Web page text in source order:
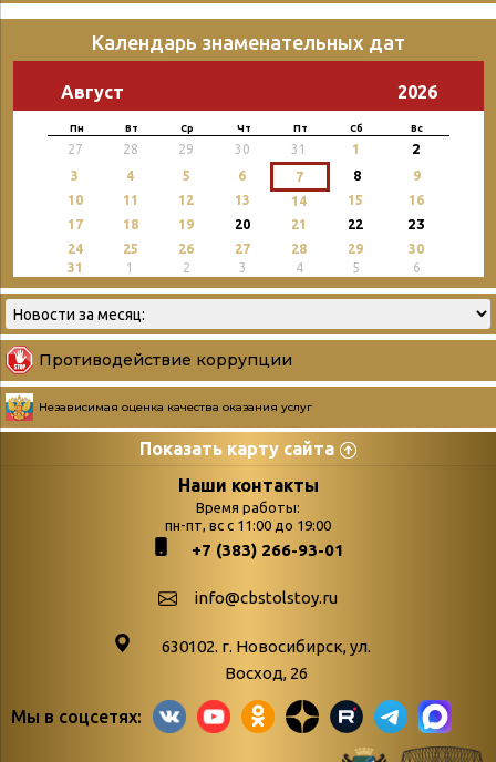
Календарь знаменательных дат
Август 2026
Пн Вт Ср Чт Пт Сб Вс
27 28 29 30 31 1 2
3 4 5 6 7 8
9
10
11 12 13 14 15
16
17
18 19 20 21 22 23
24 25 26 27 28 29
30
31
1 2 3 4 5 6
Противодействие коррупции
Независимая оценка качества оказания услуг
Показать карту сайта
Страницы
podvedenie-itogov-festivalya-
paskhalnaya-palitra
Библионочь – как ярмарка точь-в-
поступлений
Война. Народ.
живые»
Наши контакты
Время работы:
пн-пт, вс с 11:00 до 19:00
+7 (383) 266-93-01
info@cbstolstoy.ru
630102. г. Новосибирск, ул.
Восход, 26
Мы в соцсетях: